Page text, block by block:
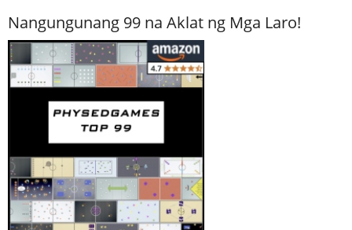
Nangungunang 99 na Aklat ng Mga Laro!